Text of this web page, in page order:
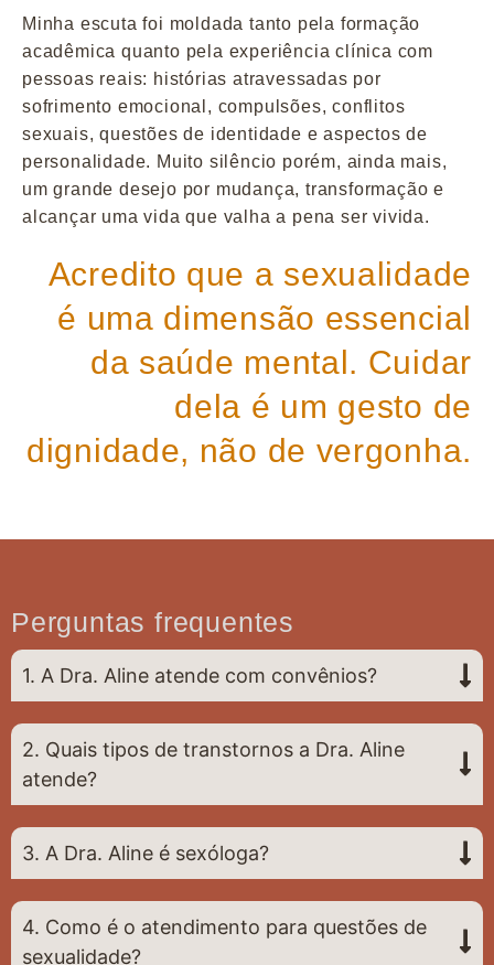
Minha escuta foi moldada tanto pela formação
acadêmica quanto pela experiência clínica com
pessoas reais: histórias atravessadas por
sofrimento emocional, compulsões, conflitos
sexuais, questões de identidade e aspectos de
personalidade. Muito silêncio porém, ainda mais,
um grande desejo por mudança, transformação e
alcançar uma vida que valha a pena ser vivida.
Acredito que a sexualidade
é uma dimensão essencial
da saúde mental. Cuidar
dela é um gesto de
dignidade, não de vergonha.
Perguntas frequentes
1. A Dra. Aline atende com convênios?
2. Quais tipos de transtornos a Dra. Aline
atende?
3. A Dra. Aline é sexóloga?
4. Como é o atendimento para questões de
sexualidade?